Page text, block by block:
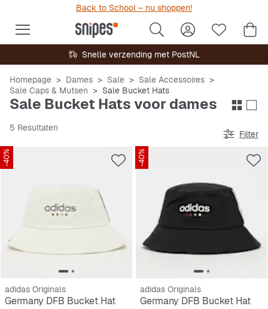
Back to School – nu shoppen!
Snelle verzending met PostNL
Homepage Dames Sale
Sale Accessoires
Sale Caps & Mutsen
Sale Bucket Hats
Sale Bucket Hats voor dames
5 Resultaten
Filter
-40%
adidas Originals
Germany DFB Bucket Hat
-40%
adidas Originals
Germany DFB Bucket Hat